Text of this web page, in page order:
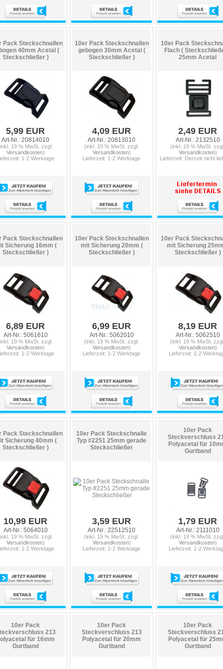
Pack Steckschnallen
40mm Acetal (
Steckschließer )
5,99 EUR
Art-Nr.: 20814010
19 % MwSt. zzgl.
Versandkosten)
1-2 Werktage
10er Pack Steckschnallen
gebogen 30mm Acetal (
Steckschließer )
4,09 EUR
Art-Nr.: 20813010
(inkl. 19 % MwSt. zzgl.
Versandkosten)
Lieferzeit: 1-2 Werktage
10er Pack
Flach (
25mm Acetal
2,49 EUR
Art-Nr.: 2132510
(inkl. 19 % MwSt. zzgl.
Versandkosten)
Lieferzeit: Derzeit nicht
Pack Steckschnallen
Sicherung 16mm (
Steckschließer )
6,89 EUR
Art-Nr.: 5061610
19 % MwSt. zzgl.
Versandkosten)
1-2 Werktage
10er Pack Steckschnallen
mit Sicherung 20mm (
Steckschließer )
6,99 EUR
Art-Nr.: 5062010
(inkl. 19 % MwSt. zzgl.
Versandkosten)
Lieferzeit: 1-2 Werktage
10er Pack
mit Sicherung
Steckschließer )
8,19 EUR
Art-Nr.: 5062510
(inkl. 19 % MwSt. zzgl.
Versandkosten)
Lieferzeit: 1-2
Pack Steckschnallen
Sicherung 40mm (
Steckschließer )
10,99 EUR
Art-Nr.: 5064010
19 % MwSt. zzgl.
Versandkosten)
1-2 Werktage
10er Pack Steckschnalle
Typ #2251 25mm gerade
Steckschließer
3,59 EUR
Art-Nr.: 22512510
(inkl. 19 % MwSt. zzgl.
Versandkosten)
Lieferzeit: 1-2 Werktage
10er Pack
Steckverschluss
Polyacetal für
Gurtband
1,79 EUR
Art-Nr.: 2111010
(inkl. 19 % MwSt. zzgl.
Versandkosten)
Lieferzeit: 1-2
10er Pack
213
für 16mm
Gurtband
10er Pack
Steckverschluss 213
Polyacetal für 20mm
Gurtband
10er Pack
Steckverschluss
Polyacetal für
Gurtband